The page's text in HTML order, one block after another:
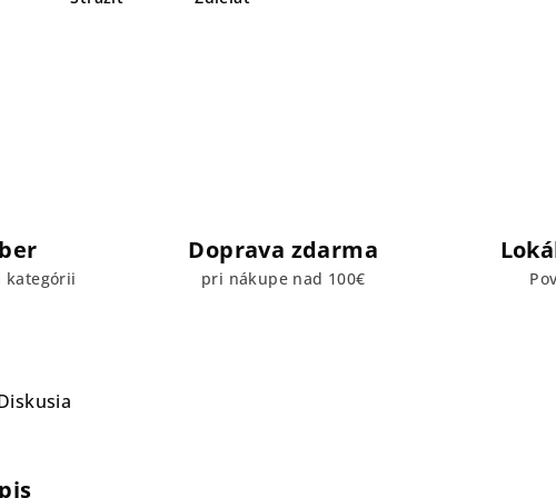
kategórii
Doprava zdarma
pri nákupe nad 100€